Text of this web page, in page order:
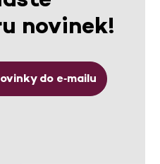
novinek!
do e‑mailu